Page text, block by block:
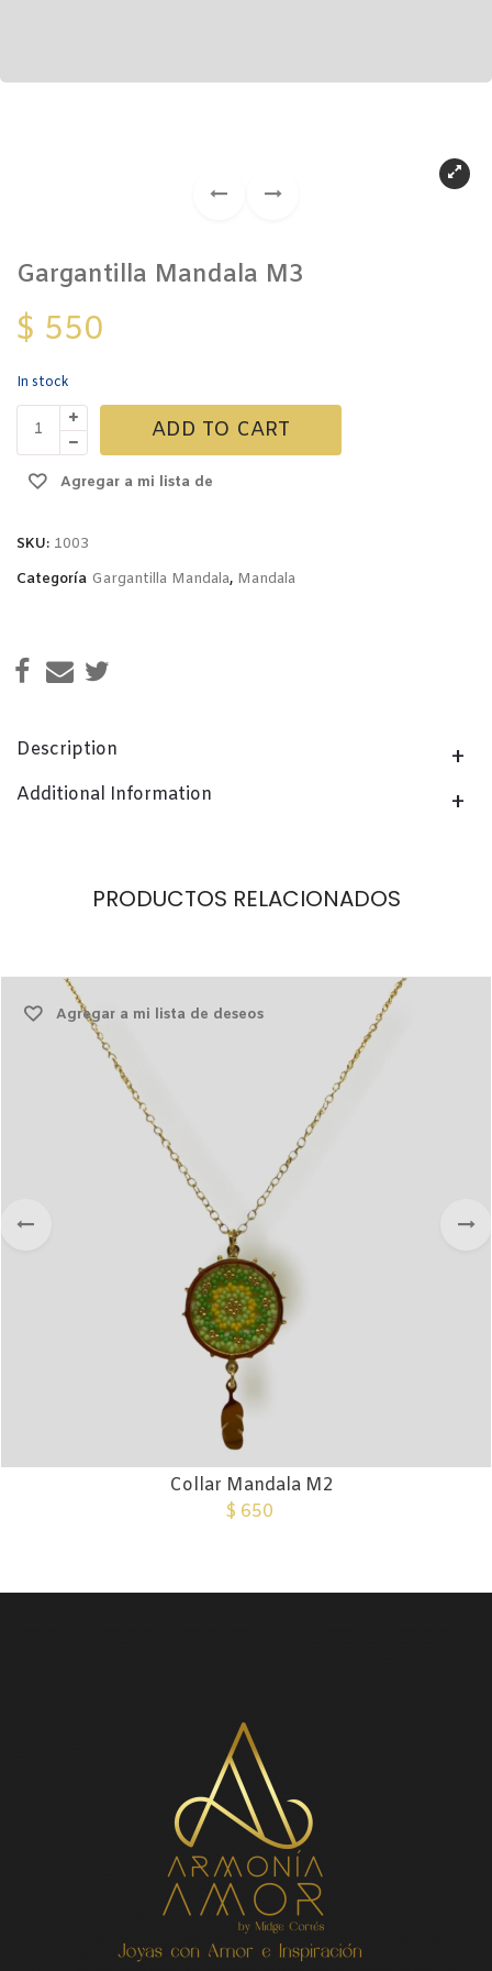
Gargantilla Mandala M3
$ 550
In stock
Gargantilla
Mandala
M3
quantity
ADD TO CART
Agregar a mi lista de
SKU: 1003
Categoría Gargantilla Mandala, Mandala
Description
Additional Information
PRODUCTOS RELACIONADOS
Agregar a mi lista de deseos
Collar Mandala M2
$ 650